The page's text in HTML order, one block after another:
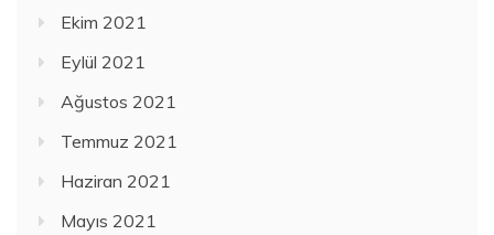
Ekim 2021
Eylül 2021
Ağustos 2021
Temmuz 2021
Haziran 2021
Mayıs 2021